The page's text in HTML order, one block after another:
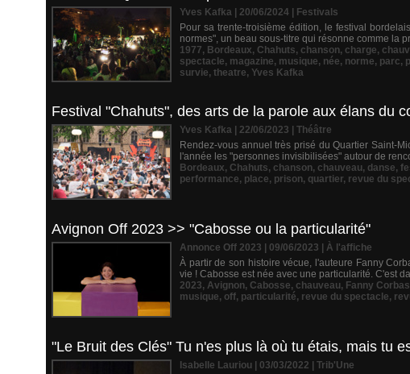
Yves Kafka | 20/06/2024
Festivals
Pour sa trente-troisième édition, le festival
normes", un beau sous-titre qui résonne comme la
1977, Bordeaux, Chahuts, chanson, charge,
spectacle, magazine, musique, née, norme, parc,
survie, theatre, Yves Kafka
Festival "Chahuts", des arts de la parole aux élans du
Yves Kafka | 22/06/2023
Théâtre
Rendez-vous annuel très prisé du Quartier Saint-
l'année les "personnes invisibilisées" autour de
Bordeaux, Chahuts, chanson, chauveau, danse,
performance, place, prison, quartier, revue du
Avignon Off 2023 >> "Cabosse ou la particularité"
Annonce Off 2023 | 09/06/2023
À l'affiche
À partir de son histoire vécue, l'auteure Fanny
vie ! Cabosse est née avec une particularité. C'est
2023, Avignon, Cabosse, chauveau, Fanny
musique, off, particularité, revue du spectacle,
"Le Bruit des Clés" Tu n'es plus là où tu étais, mais tu
Isabelle Lauriou | 03/03/2022
Trib'Une